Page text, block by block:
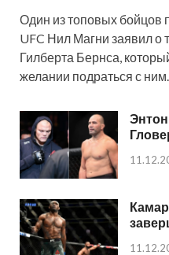
Один из топовых бойцов
UFC Нил Магни заявил о
Гилберта Бернса,
желании подраться с